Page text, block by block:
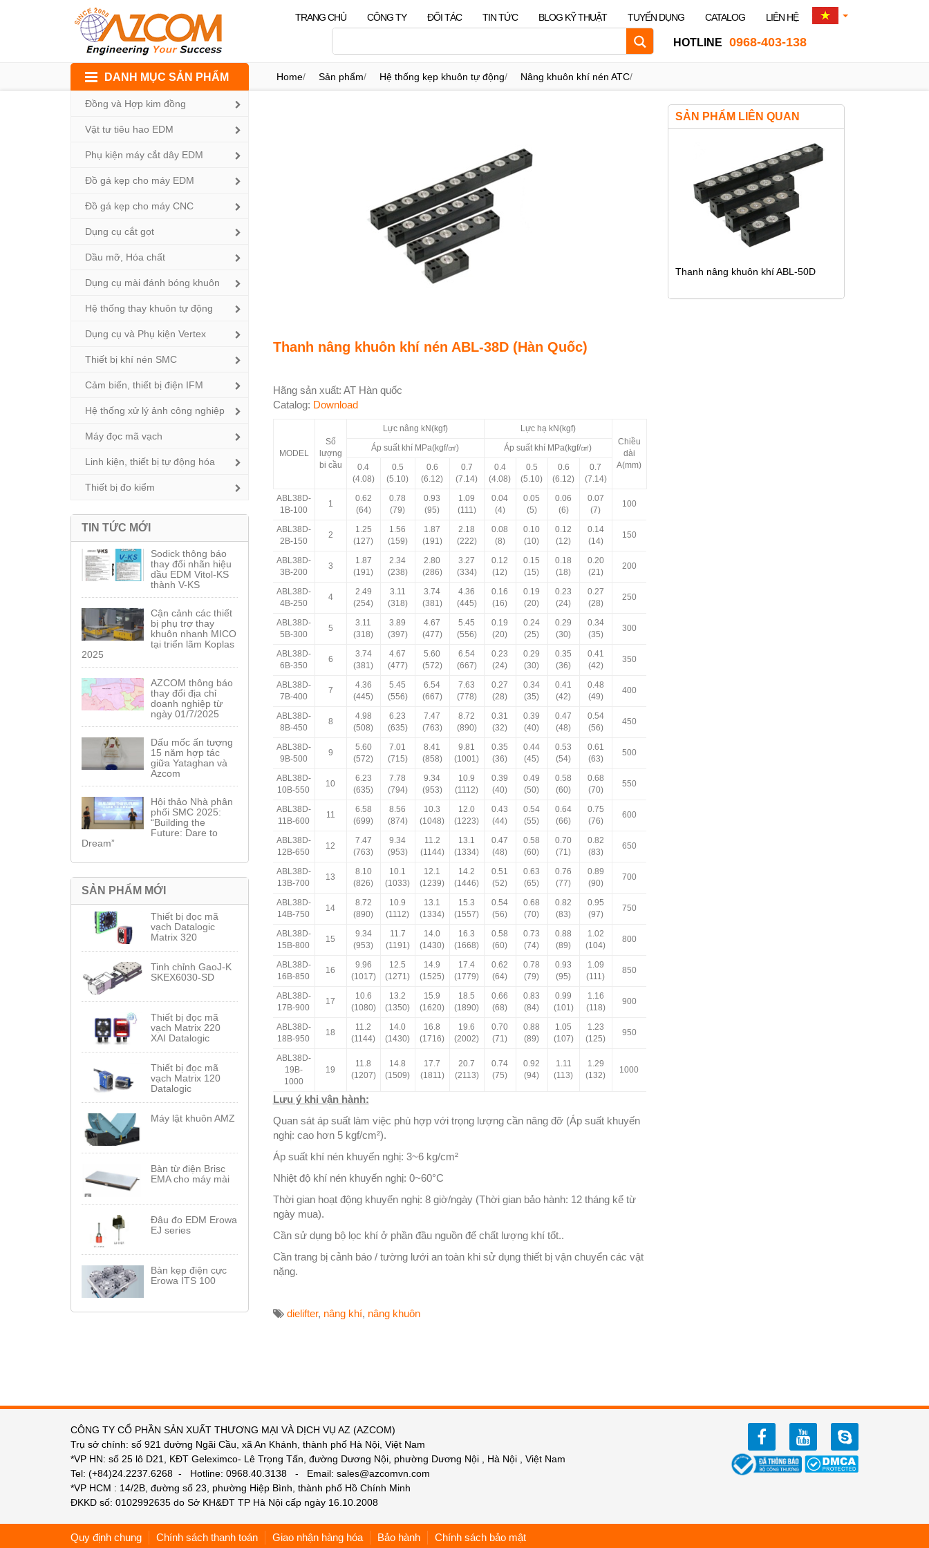
content
TRANG CHỦ CÔNG TY ĐỐI TÁC TIN TỨC BLOG KỸ THUẬT TUYỂN DỤNG CATALOG LIÊN HỆ
HOTLINE 0968-403-138
Home/ Sản phẩm/ Hệ thống kẹp khuôn tự động/ Nâng khuôn khí nén ATC/
DANH MỤC SẢN PHẨM
Đồng và Hợp kim đồng
Vật tư tiêu hao EDM
Phụ kiện máy cắt dây EDM
Đồ gá kẹp cho máy EDM
Đồ gá kẹp cho máy CNC
Dụng cụ cắt gọt
Dầu mỡ, Hóa chất
Dụng cụ mài đánh bóng khuôn
Hệ thống thay khuôn tự động
Dụng cụ và Phụ kiện Vertex
Thiết bị khí nén SMC
Cảm biến, thiết bị điện IFM
Hệ thống xử lý ảnh công nghiệp
Máy đọc mã vạch
Linh kiện, thiết bị tự động hóa
Thiết bị đo kiểm
TIN TỨC MỚI
Sodick thông báo
thay đổi nhãn hiệu
dầu EDM Vitol-KS
thành V-KS
Cận cảnh các thiết
bị phụ trợ thay
khuôn nhanh MICO
tại triển lãm Koplas
2025
AZCOM thông báo
thay đổi địa chỉ
doanh nghiệp từ
ngày 01/7/2025
Dấu mốc ấn tượng
15 năm hợp tác
giữa Yataghan và
Azcom
Hội thảo Nhà phân
phối SMC 2025:
“Building the
Future: Dare to
Dream”
SẢN PHẨM MỚI
Thiết bị đọc mã
vạch Datalogic
Matrix 320
Tinh chỉnh GaoJ-K
SKEX6030-SD
Thiết bị đọc mã
vạch Matrix 220
XAI Datalogic
Thiết bị đọc mã
vạch Matrix 120
Datalogic
Máy lật khuôn AMZ
Bàn từ điện Brisc
EMA cho máy mài
Đâu đo EDM Erowa
EJ series
Bàn kẹp điện cực
Erowa ITS 100
Thanh nâng khuôn khí nén ABL-38D (Hàn Quốc)
Hãng sản xuất: AT Hàn quốc
Catalog: Download
MODEL
Số
lượng
bi cầu
Lực nâng kN(kgf)
Lực hạ kN(kgf)
Chiều
dài
A(mm)
Áp suất khí MPa(kgf/㎠)
Áp suất khí MPa(kgf/㎠)
0.4
(4.08)
0.5
(5.10)
0.6
(6.12)
0.7
(7.14)
0.4
(4.08)
0.5
(5.10)
0.6
(6.12)
0.7
(7.14)
ABL38D-
1B-100
1
0.62
(64)
0.78
(79)
0.93
(95)
1.09
(111)
0.04
(4)
0.05
(5)
0.06
(6)
0.07
(7)
100
ABL38D-
2B-150
2
1.25
(127)
1.56
(159)
1.87
(191)
2.18
(222)
0.08
(8)
0.10
(10)
0.12
(12)
0.14
(14)
150
ABL38D-
3B-200
3
1.87
(191)
2.34
(238)
2.80
(286)
3.27
(334)
0.12
(12)
0.15
(15)
0.18
(18)
0.20
(21)
200
ABL38D-
4B-250
4
2.49
(254)
3.11
(318)
3.74
(381)
4.36
(445)
0.16
(16)
0.19
(20)
0.23
(24)
0.27
(28)
250
ABL38D-
5B-300
5
3.11
(318)
3.89
(397)
4.67
(477)
5.45
(556)
0.19
(20)
0.24
(25)
0.29
(30)
0.34
(35)
300
ABL38D-
6B-350
6
3.74
(381)
4.67
(477)
5.60
(572)
6.54
(667)
0.23
(24)
0.29
(30)
0.35
(36)
0.41
(42)
350
ABL38D-
7B-400
7
4.36
(445)
5.45
(556)
6.54
(667)
7.63
(778)
0.27
(28)
0.34
(35)
0.41
(42)
0.48
(49)
400
ABL38D-
8B-450
8
4.98
(508)
6.23
(635)
7.47
(763)
8.72
(890)
0.31
(32)
0.39
(40)
0.47
(48)
0.54
(56)
450
ABL38D-
9B-500
9
5.60
(572)
7.01
(715)
8.41
(858)
9.81
(1001)
0.35
(36)
0.44
(45)
0.53
(54)
0.61
(63)
500
ABL38D-
10B-550
10
6.23
(635)
7.78
(794)
9.34
(953)
10.9
(1112)
0.39
(40)
0.49
(50)
0.58
(60)
0.68
(70)
550
ABL38D-
11B-600
11
6.58
(699)
8.56
(874)
10.3
(1048)
12.0
(1223)
0.43
(44)
0.54
(55)
0.64
(66)
0.75
(76)
600
ABL38D-
12B-650
12
7.47
(763)
9.34
(953)
11.2
(1144)
13.1
(1334)
0.47
(48)
0.58
(60)
0.70
(71)
0.82
(83)
650
ABL38D-
13B-700
13
8.10
(826)
10.1
(1033)
12.1
(1239)
14.2
(1446)
0.51
(52)
0.63
(65)
0.76
(77)
0.89
(90)
700
ABL38D-
14B-750
14
8.72
(890)
10.9
(1112)
13.1
(1334)
15.3
(1557)
0.54
(56)
0.68
(70)
0.82
(83)
0.95
(97)
750
ABL38D-
15B-800
15
9.34
(953)
11.7
(1191)
14.0
(1430)
16.3
(1668)
0.58
(60)
0.73
(74)
0.88
(89)
1.02
(104)
800
ABL38D-
16B-850
16
9.96
(1017)
12.5
(1271)
14.9
(1525)
17.4
(1779)
0.62
(64)
0.78
(79)
0.93
(95)
1.09
(111)
850
ABL38D-
17B-900
17
10.6
(1080)
13.2
(1350)
15.9
(1620)
18.5
(1890)
0.66
(68)
0.83
(84)
0.99
(101)
1.16
(118)
900
ABL38D-
18B-950
18
11.2
(1144)
14.0
(1430)
16.8
(1716)
19.6
(2002)
0.70
(71)
0.88
(89)
1.05
(107)
1.23
(125)
950
ABL38D-
19B-
1000
19
11.8
(1207)
14.8
(1509)
17.7
(1811)
20.7
(2113)
0.74
(75)
0.92
(94)
1.11
(113)
1.29
(132)
1000
Lưu ý khi vận hành:
Quan sát áp suất làm việc phù hợp với trọng lượng cần nâng đỡ (Áp suất khuyến
nghị: cao hơn 5 kgf/cm²).
Áp suất khí nén khuyến nghị: 3~6 kg/cm²
Nhiệt độ khí nén khuyến nghị: 0~60°C
Thời gian hoạt động khuyến nghị: 8 giờ/ngày (Thời gian bảo hành: 12 tháng kể từ
ngày mua).
Cần sử dụng bộ lọc khí ở phần đầu nguồn để chất lượng khí tốt..
Cần trang bị cảnh báo / tường lưới an toàn khi sử dụng thiết bị vận chuyển các vật
nặng.
SẢN PHẨM LIÊN QUAN
Thanh nâng khuôn khí ABL-50D
dielifter, nâng khí, nâng khuôn
CÔNG TY CỔ PHẦN SẢN XUẤT THƯƠNG MẠI VÀ DỊCH VỤ AZ (AZCOM)
Trụ sở chính: số 921 đường Ngãi Cầu, xã An Khánh, thành phố Hà Nội, Việt Nam
*VP HN: số 25 lô D21, KĐT Geleximco- Lê Trọng Tấn, đường Dương Nội, phường Dương Nội , Hà Nội , Việt Nam
Tel: (+84)24.2237.6268 - Hotline: 0968.40.3138 - Email: sales@azcomvn.com
*VP HCM : 14/2B, đường số 23, phường Hiệp Bình, thành phố Hồ Chính Minh
ĐKKD số: 0102992635 do Sở KH&ĐT TP Hà Nội cấp ngày 16.10.2008
facebookyoutube zalo
Quy định chung Chính sách thanh toán Giao nhận hàng hóa Bảo hành Chính sách bảo mật